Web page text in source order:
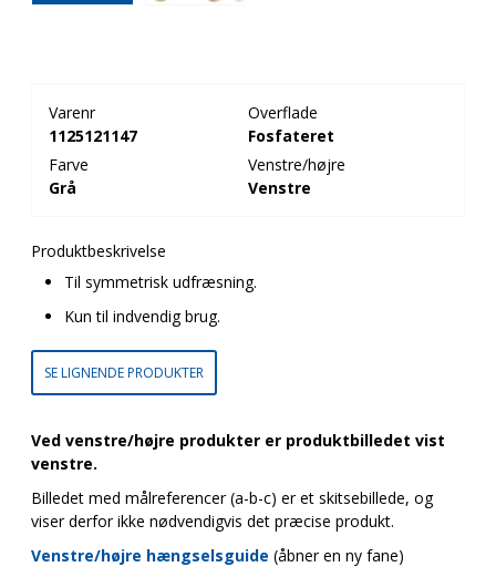
Varenr
1125121147
Overflade
Fosfateret
Farve
Grå
Venstre/højre
Venstre
Produktbeskrivelse
Til symmetrisk udfræsning.
Kun til indvendig brug.
SE LIGNENDE PRODUKTER
Ved venstre/højre produkter er produktbilledet vist
venstre.
Billedet med målreferencer (a-b-c) er et skitsebillede, og
viser derfor ikke nødvendigvis det præcise produkt.
Venstre/højre hængselsguide (åbner en ny fane)